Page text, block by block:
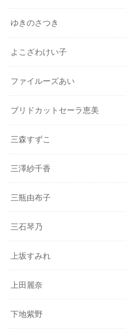
ゆきのさつき
よこざわけい子
ファイルーズあい
ブリドカットセーラ恵美
三森すずこ
三澤紗千香
三瓶由布子
三石琴乃
上坂すみれ
上田麗奈
下地紫野